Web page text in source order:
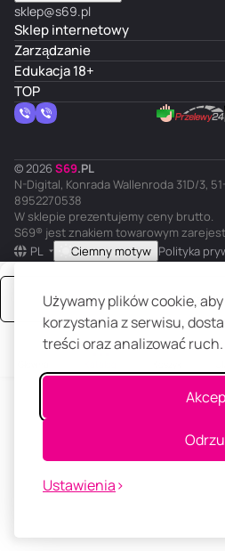
Używamy plików cookie,
korzystania z serwisu,
treści oraz analizować ruch.
Ustawienia
Zamów
sklep@s69.pl
Sklep internetowy
Zarządzanie
Edukacja 18+
TOP
© 2026 S69.PL
N-Digital, Konrada Wallenroda 31D/3,
8952270538
W sklepie prezentujemy ceny brutto.
S69® jest znakiem towarowym
PL
Ciemny motyw Polityka